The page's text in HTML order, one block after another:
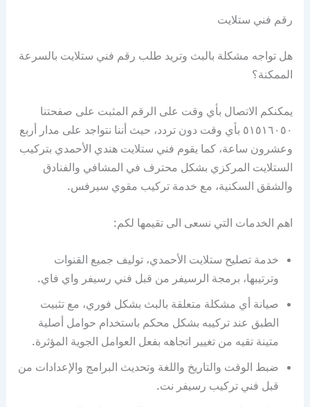
رقم فني ستلايت
هل تواجه مشكلة بالبث وتريد طلب رقم فني ستلايت بالسرعة
الممكنة؟
يمكنكم الاتصال بأي وقت على الرقم المثبت على صفحتنا
٥١٥١٦٠٥٠ بأي وقت دون تردد، حيث أننا نتواجد على مدار أربع
وعشرون ساعة، كما يقوم فني ستلايت هندي الأحمدي بتركيب
الستلايت المركزي بشكل محترف في المشافي والفنادق
والشقق السكنية، مع خدمة تركيب مقوي سيرفس.
اهم الخدمات التي نسعى الى تقيمها لكم:
خدمة تصليح ستلايت الأحمدي، توليف جميع القنوات
وترتيبها، برمجة الرسيفر من قبل فني رسيفر واي فاي.
صيانة أي مشكلة متعلقة بالبث بشكل فوري، مع تثبيت
الطبق عند تركيبه بشكل محكم باستخدام حوامل أصلية
متينة تقيه من تغيير اتجاهه بفعل العوامل الجوية المؤثرة.
ضبط الوقت والتاريخ واللغة وتحديث البرامج والإعدادات من
قبل فني تركيب رسيفر نت.